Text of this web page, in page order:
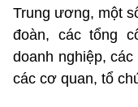
Trung ương, một
đoàn, các tổng
doanh nghiệp,
các cơ quan, tổ